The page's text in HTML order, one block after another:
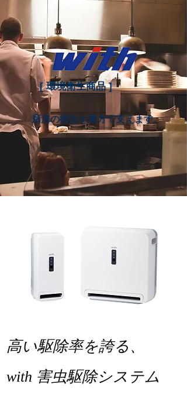
[ 環境衛生商品 ]
​厨房の衛生を裏方で支えます。
高い駆除率を誇る、
with 害虫駆除システム